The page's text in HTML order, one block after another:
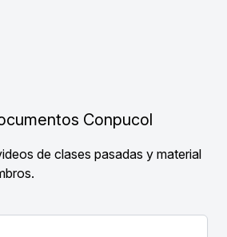
Conpucol
de clases pasadas y material